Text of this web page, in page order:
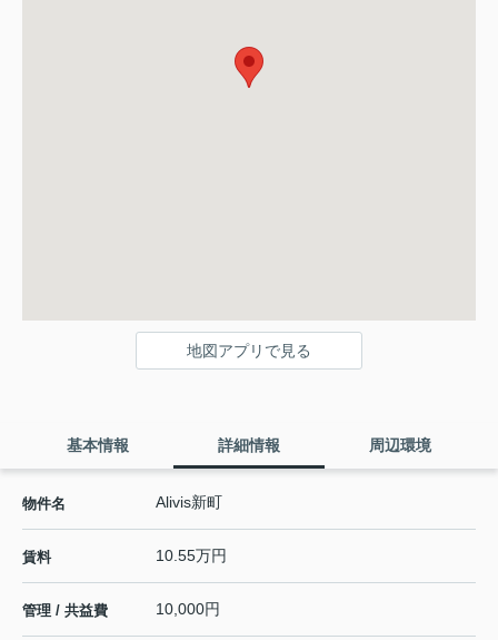
地図アプリで見る
基本情報 詳細情報 周辺環境
物件名 Alivis新町
賃料 10.55万円
管理 / 共益費 10,000円